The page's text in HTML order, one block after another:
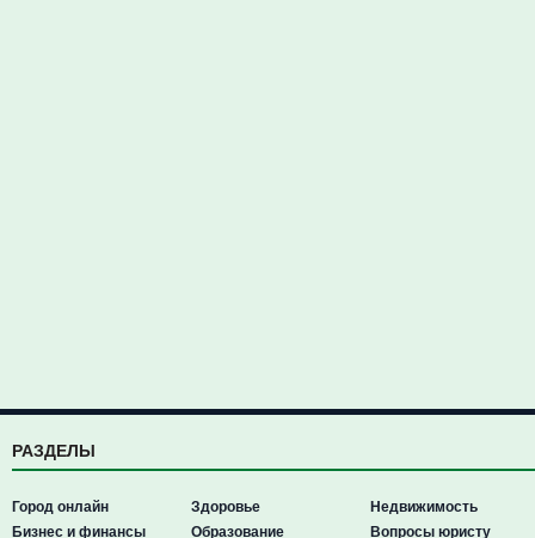
РАЗДЕЛЫ
Город онлайн
Бизнес и финансы
Здоровье
Образование
Недвижимость
Вопросы юристу